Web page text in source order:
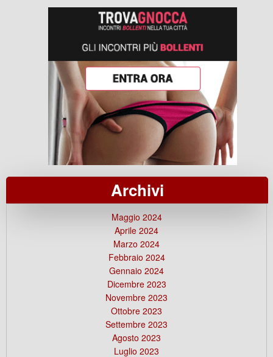
Archivi
Maggio 2024
Aprile 2024
Marzo 2024
Febbraio 2024
Gennaio 2024
Dicembre 2023
Novembre 2023
Ottobre 2023
Settembre 2023
Agosto 2023
Luglio 2023